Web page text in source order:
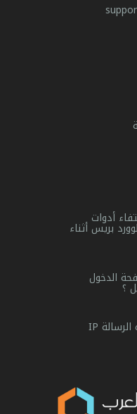
أدوات
بريس أثناء
الدخول
؟
ماذا تفعل عند ظهور هذه الرسالة IP